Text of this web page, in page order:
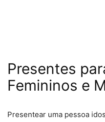
Presentes
Femininos e
Presentear uma pessoa